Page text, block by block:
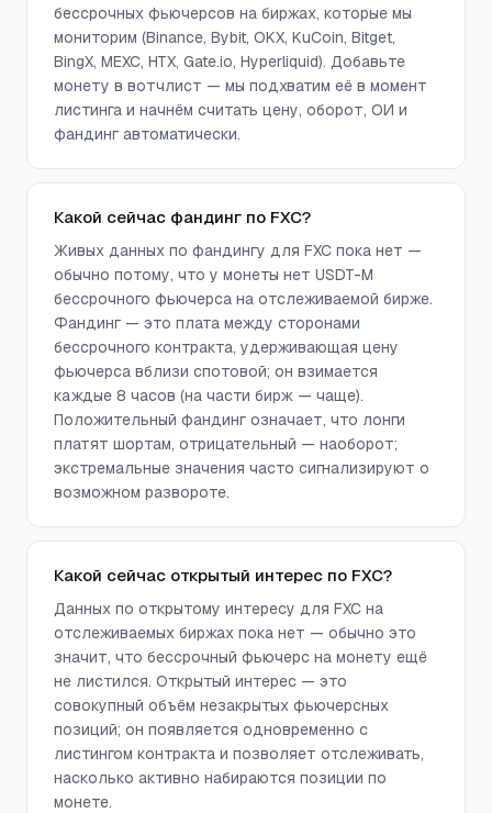
бессрочных фьючерсов на биржах, которые мы
мониторим (Binance, Bybit, OKX, KuCoin, Bitget,
BingX, MEXC, HTX, Gate.io, Hyperliquid). Добавьте
монету в вотчлист — мы подхватим её в момент
листинга и начнём считать цену, оборот, ОИ и
фандинг автоматически.
Какой сейчас фандинг по FXC?
Живых данных по фандингу для FXC пока нет —
обычно потому, что у монеты нет USDT-M
бессрочного фьючерса на отслеживаемой бирже.
Фандинг — это плата между сторонами
бессрочного контракта, удерживающая цену
фьючерса вблизи спотовой; он взимается
каждые 8 часов (на части бирж — чаще).
Положительный фандинг означает, что лонги
платят шортам, отрицательный — наоборот;
экстремальные значения часто сигнализируют о
возможном развороте.
Какой сейчас открытый интерес по FXC?
Данных по открытому интересу для FXC на
отслеживаемых биржах пока нет — обычно это
значит, что бессрочный фьючерс на монету ещё
не листился. Открытый интерес — это
совокупный объём незакрытых фьючерсных
позиций; он появляется одновременно с
листингом контракта и позволяет отслеживать,
насколько активно набираются позиции по
монете.